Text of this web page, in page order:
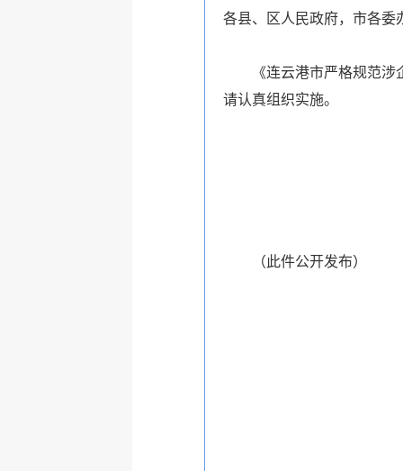
各县、区人民政府，市各委
《连云港市严格规范
请认真组织实施。
（此件公开发布）